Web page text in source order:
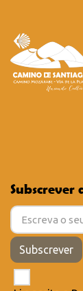
Subscrever
Subscrever